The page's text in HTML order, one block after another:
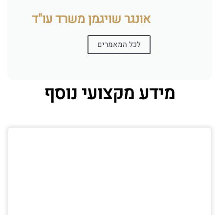
אונגר שויגמן משרד עו"ד
לכל המאמרים
מידע מקצועי נוסף